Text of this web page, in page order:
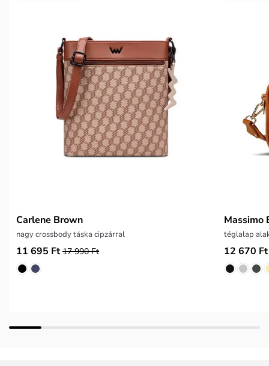
Carlene Brown
nagy crossbody táska cipzárral
11 695 Ft 17 990 Ft
Massimo
téglalap
12 670 Ft